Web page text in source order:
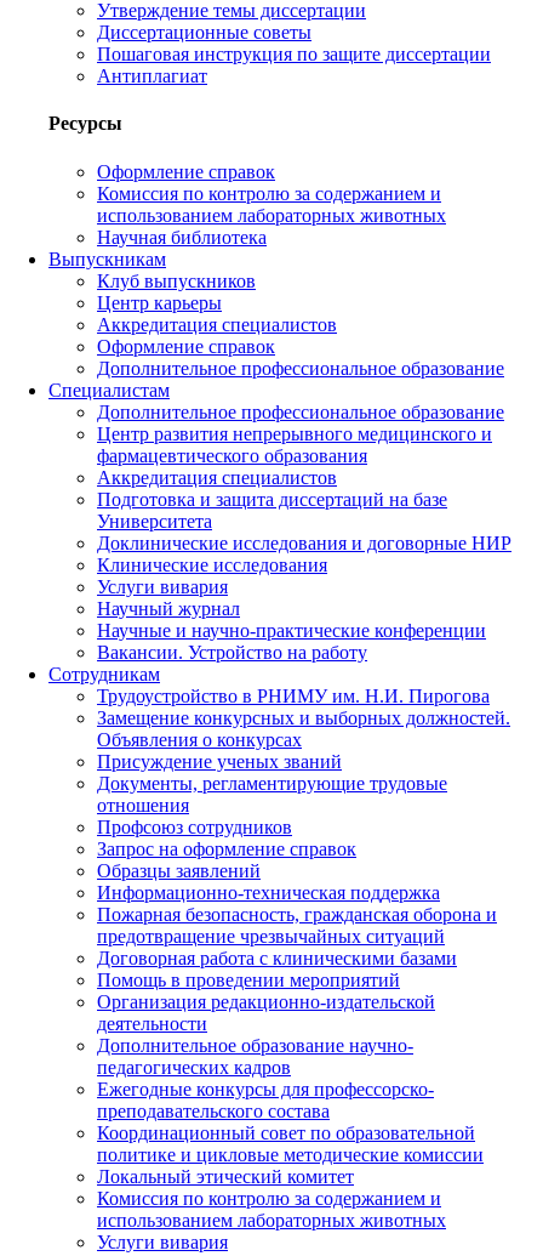
Утверждение темы диссертации
Диссертационные советы
Пошаговая инструкция по защите диссертации
Антиплагиат
Ресурсы
Оформление справок
Комиссия по контролю за содержанием и
использованием лабораторных животных
Научная библиотека
Выпускникам
Клуб выпускников
Центр карьеры
Аккредитация специалистов
Оформление справок
Дополнительное профессиональное образование
Специалистам
Дополнительное профессиональное образование
Центр развития непрерывного медицинского и
фармацевтического образования
Аккредитация специалистов
Подготовка и защита диссертаций на базе
Университета
Доклинические исследования и договорные НИР
Клинические исследования
Услуги вивария
Научный журнал
Научные и научно-практические конференции
Вакансии. Устройство на работу
Сотрудникам
Трудоустройство в РНИМУ им. Н.И. Пирогова
Замещение конкурсных и выборных должностей.
Объявления о конкурсах
Присуждение ученых званий
Документы, регламентирующие трудовые
отношения
Профсоюз сотрудников
Запрос на оформление справок
Образцы заявлений
Информационно-техническая поддержка
Пожарная безопасность, гражданская оборона и
предотвращение чрезвычайных ситуаций
Договорная работа с клиническими базами
Помощь в проведении мероприятий
Организация редакционно-издательской
деятельности
Дополнительное образование научно-
педагогических кадров
Ежегодные конкурсы для профессорско-
преподавательского состава
Координационный совет по образовательной
политике и цикловые методические комиссии
Локальный этический комитет
Комиссия по контролю за содержанием и
использованием лабораторных животных
Услуги вивария